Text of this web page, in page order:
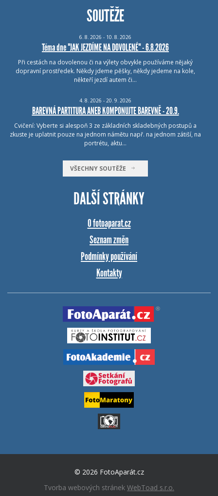
SOUTĚŽE
6. 8. 2026 - 10. 8. 2026
Téma dne "JAK JEZDÍME NA DOVOLENÉ" - 6.8.2026
Při cestách na dovolenou či na výlety obvykle používáme nějaký
dopravní prostředek. Někdy jdeme pěšky, někdy jedeme na kole,
někteří jezdí autem či…
4. 8. 2026 - 20. 9. 2026
BAREVNÁ PARTITURA ANEB KOMPONUJTE BAREVNĚ - 20.9.
Cvičení: Vyberte si alespoň 3 ze základních skladebných postupů a
zkuste je uplatnit pouze na jednom námětu např. na jednom zátiší, na
portrétu, aktu…
VŠECHNY SOUTĚŽE
DALŠÍ STRÁNKY
O fotoaparat.cz
Seznam změn
Podmínky používání
Kontakty
© 2026 FotoAparát.cz
Tvorba webových stránek WebToad s.r.o.